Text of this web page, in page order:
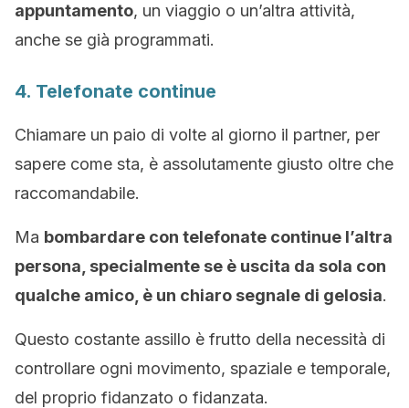
appuntamento, un viaggio o un’altra attività,
anche se già programmati.
4. Telefonate continue
Chiamare un paio di volte al giorno il partner, per
sapere come sta, è assolutamente giusto oltre che
raccomandabile.
Ma bombardare con telefonate continue l’altra
persona, specialmente se è uscita da sola con
qualche amico, è un chiaro segnale di gelosia.
Questo costante assillo è frutto della necessità di
controllare ogni movimento, spaziale e temporale,
del proprio fidanzato o fidanzata.